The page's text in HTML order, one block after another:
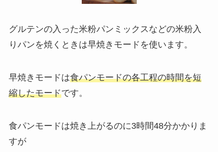
グルテンの入った米粉パンミックスなどの米粉入
りパンを焼くときは早焼きモード を使います。
早焼きモードは食パンモードの各工程の時間を短
縮したモードです。
食パンモードは焼き上がるのに3時間48分かかりま
すが